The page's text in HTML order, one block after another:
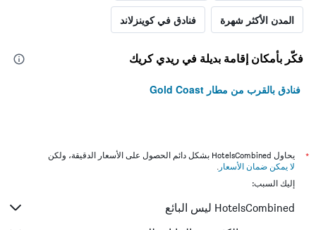
المدن الأكثر شهرة فنادق في كوينزلاند
فكّر بأمكان إقامة بديلة في ريدي كريك
فنادق بالقرب من مطار Gold Coast
*
يحاول HotelsCombined بشكل دائم الحصول على الأسعار الدقيقة، ولكن
لا يمكن ضمان الأسعار .
إليك السبب:
HotelsCombined ليس البائع